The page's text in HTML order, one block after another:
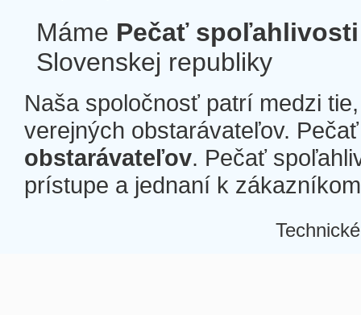
Máme Pečať spoľahlivosti
Slovenskej republiky
Naša spoločnosť patrí medzi
verejných obstarávateľov.
obstarávateľov. Pečať
prístupe a jednaní k